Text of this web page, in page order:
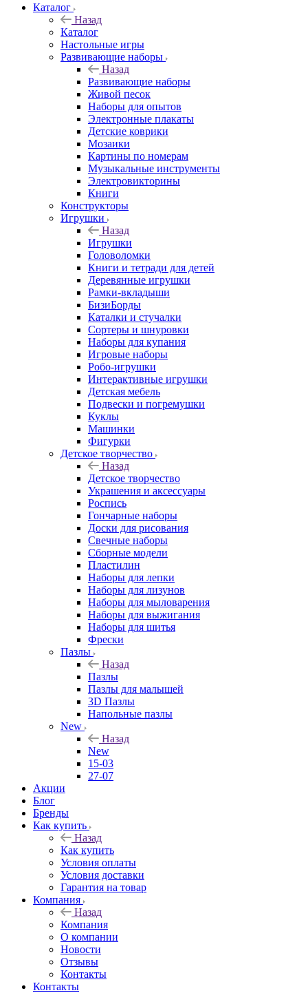
Каталог
Назад
Каталог
Настольные игры
Развивающие наборы
Назад
Развивающие наборы
Живой песок
Наборы для опытов
Электронные плакаты
Детские коврики
Мозаики
Картины по номерам
Музыкальные инструменты
Электровикторины
Книги
Конструкторы
Игрушки
Назад
Игрушки
Головоломки
Книги и тетради для детей
Деревянные игрушки
Рамки-вкладыши
БизиБорды
Каталки и стучалки
Сортеры и шнуровки
Наборы для купания
Игровые наборы
Робо-игрушки
Интерактивные игрушки
Детская мебель
Подвески и погремушки
Куклы
Машинки
Фигурки
Детское творчество
Назад
Детское творчество
Украшения и аксессуары
Роспись
Гончарные наборы
Доски для рисования
Свечные наборы
Сборные модели
Пластилин
Наборы для лепки
Наборы для лизунов
Наборы для мыловарения
Наборы для выжигания
Наборы для шитья
Фрески
Пазлы
Назад
Пазлы
Пазлы для малышей
3D Пазлы
Напольные пазлы
New
Назад
New
15-03
27-07
Акции
Блог
Бренды
Как купить
Назад
Как купить
Условия оплаты
Условия доставки
Гарантия на товар
Компания
Назад
Компания
О компании
Новости
Отзывы
Контакты
Контакты